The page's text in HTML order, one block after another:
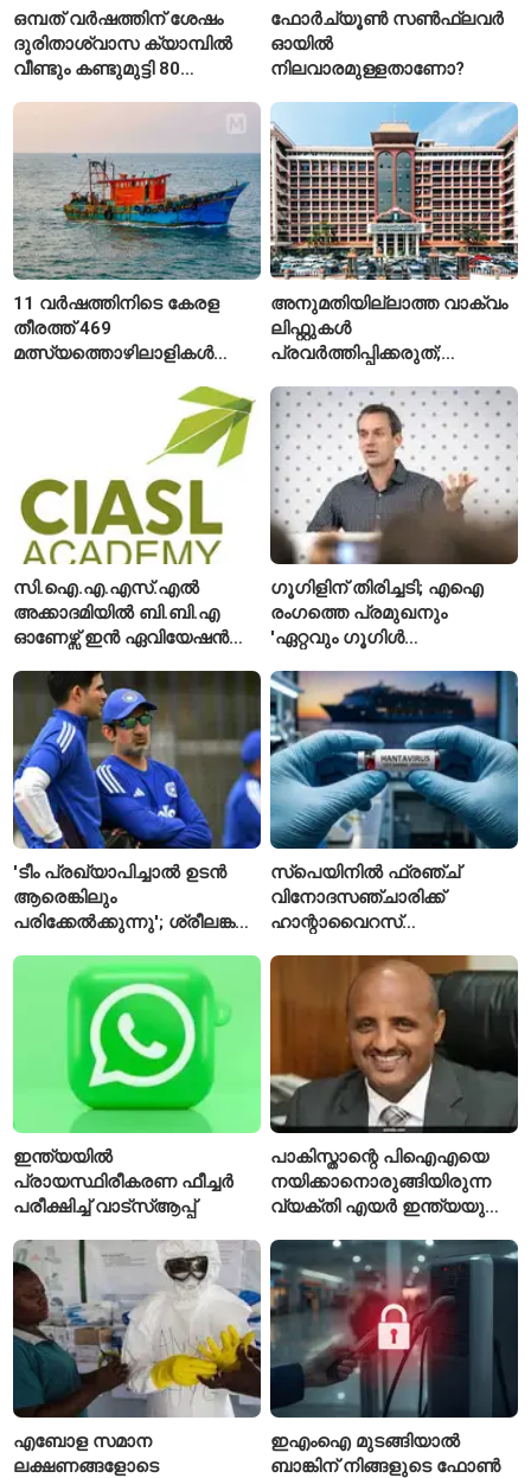
ഒമ്പത് വർഷത്തിന് ശേഷം
ദുരിതാശ്വാസ ക്യാമ്പിൽ
വീണ്ടും കണ്ടുമുട്ടി 80
ഫോർച്യൂൺ സൺഫ്ലവർ
ഓയിൽ
നിലവാരമുള്ളതാണോ?
11 വർഷത്തിനിടെ കേരള
തീരത്ത് 469
മത്സ്യത്തൊഴിലാളികൾ
കാണാതായി, 47,773 പേരെ
അനുമതിയില്ലാത്ത വാക്വം
ലിഫ്റ്റുകൾ
പ്രവർത്തിപ്പിക്കരുത്;
അനുമതിയില്ലാത്ത
ലിഫ്റ്റുകൾക്ക്
ഹൈക്കോടതിയുടെ വിലക്ക്
സി.ഐ.എ.എസ്.എൽ
അക്കാദമിയിൽ ബി.ബി.എ
ഓണേഴ്സ് ഇൻ ഏവിയേഷൻ
ഈമാസം 12 വരെ
ഗൂഗിളിന് തിരിച്ചടി; എഐ
രംഗത്തെ പ്രമുഖനും
'ഏറ്റവും ഗൂഗിൾ
വിശേഷിപ്പിക്കപ്പെട്ട
ഗവേഷകൻ രാജിവെച്ചു
'ടീം പ്രഖ്യാപിച്ചാൽ ഉടൻ
ആരെങ്കിലും
പരിക്കേൽക്കുന്നു'; ശ്രീലങ്കൻ
ടീമിനെ കുറിച്ച് മുൻതാരം
സ്പെയിനിൽ ഫ്രഞ്ച്
വിനോദസഞ്ചാരിക്ക്
ഹാന്റാവൈറസ്
ഐസൊലേഷനിൽ
പ്രവേശിപ്പിച്ചു
ഇന്ത്യയിൽ
പ്രായസ്ഥിരീകരണ ഫീച്ചർ
പരീക്ഷിച്ച് വാട്‌സ്ആപ്പ്
പാകിസ്താന്റെ പിഐഎയെ
നയിക്കാനൊരുങ്ങിയിരുന്ന
വ്യക്തി എയർ ഇന്ത്യയുടെ
എബോള സമാന
ലക്ഷണങ്ങളോടെ
ഇഎംഐ മുടങ്ങിയാൽ
ബാങ്കിന് നിങ്ങളുടെ ഫോൺ